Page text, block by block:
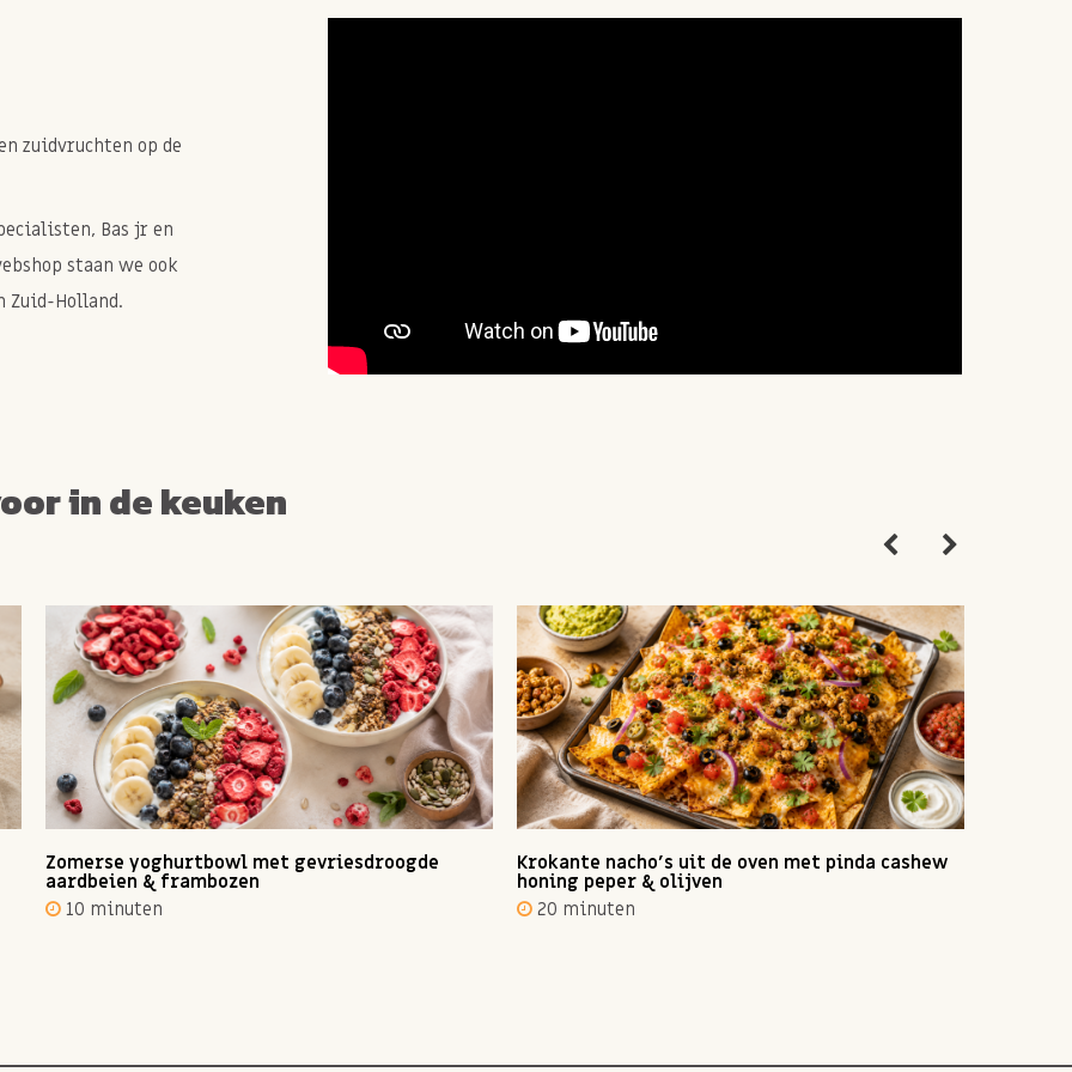
zuidvruchten op de
Bas jr en
staan we ook
Zuid-Holland.
in de keuken
Zomerse yoghurtbowl met gevriesdroogde
aardbeien & frambozen
10 minuten
Krokante nacho's uit de oven met pinda cashew
honing peper & olijven
20 minuten